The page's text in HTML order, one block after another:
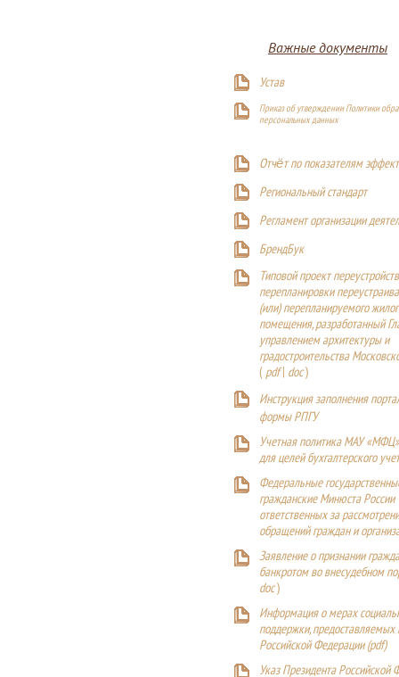
Важные документы
Устав
Приказ об утверждении Политики
персональных данных
Отчёт по показателям
Региональный стандарт
Регламент организации
БрендБук
Типовой проект
перепланировки
(или) перепланируемого
помещения, разработанный
управлением архитектуры и
градостроительства
( pdf| doc)
Инструкция заполнения
формы РПГУ
Учетная политика МАУ
для целей бухгалтерского
Федеральные
гражданские Минюста России
ответственных за
обращений граждан и
Заявление о признании
банкротом во внесудебном
doc)
Информация о мерах
поддержки,
Российской Федерации (pdf)
Указ Президента Российской